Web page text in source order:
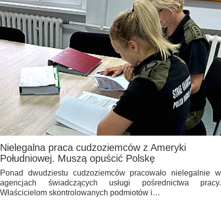
Nielegalna praca cudzoziemców z Ameryki
Południowej. Muszą opuścić Polskę
Ponad dwudziestu cudzoziemców pracowało nielegalnie w
agencjach świadczących usługi pośrednictwa pracy.
Właścicielom skontrolowanych podmiotów i…